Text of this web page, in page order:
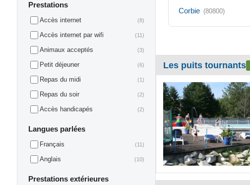
Prestations
Accès internet (8)
Accès internet par wifi (11)
Animaux acceptés (3)
Petit déjeuner (6)
Repas du midi (1)
Repas du soir (2)
Accès handicapés (2)
Langues parlées
Français (11)
Anglais (10)
Prestations extérieures
Corbie (80800)
Les puits tournants